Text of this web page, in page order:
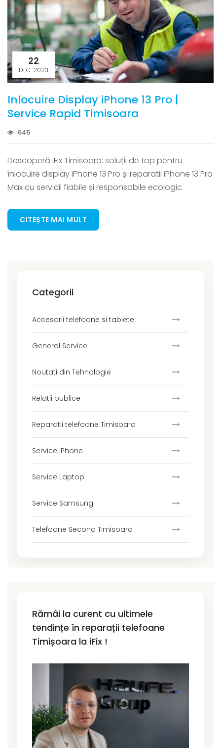
22
DEC. 2023
Inlocuire Display iPhone 13 Pro |
Service Rapid Timisoara
645
Descoperă iFix Timișoara: soluții de top pentru
înlocuire display iPhone 13 Pro și reparatii iPhone 13 Pro
Max cu servicii fiabile și responsabile ecologic.
CITEȘTE MAI MULT
Categorii
Accesorii telefoane si tablete
General Service
Noutati din Tehnologie
Relatii publice
Reparatii telefoane Timisoara
Service iPhone
Service Laptop
Service Samsung
Telefoane Second Timisoara
Rămâi la curent cu ultimele
tendințe în reparații telefoane
Timișoara la iFix !